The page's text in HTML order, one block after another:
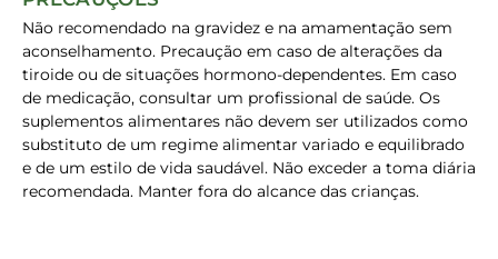
Não recomendado na gravidez e na amamentação sem
aconselhamento. Precaução em caso de alterações da
tiroide ou de situações hormono-dependentes. Em caso
de medicação, consultar um profissional de saúde. Os
suplementos alimentares não devem ser utilizados como
substituto de um regime alimentar variado e equilibrado
e de um estilo de vida saudável. Não exceder a toma diária
recomendada. Manter fora do alcance das crianças.